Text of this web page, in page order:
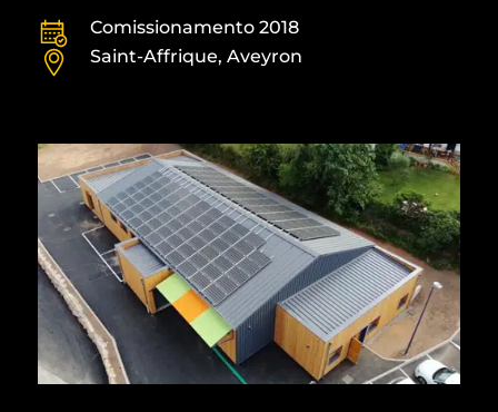
Comissionamento 2018
Saint-Affrique, Aveyron